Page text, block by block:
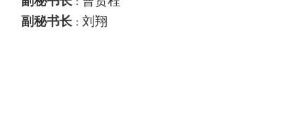
副秘书长 ： 刘翔